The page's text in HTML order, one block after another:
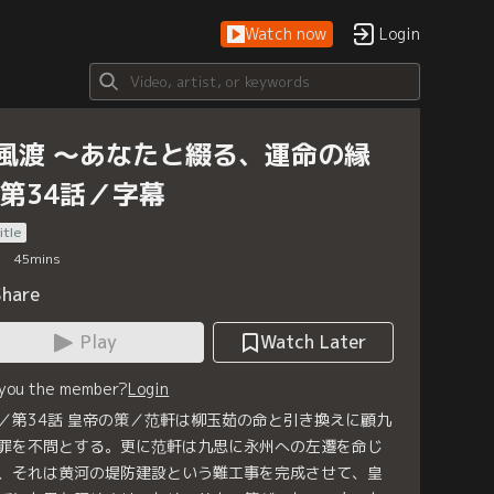
Watch now Login
渡 ～あなたと綴る、運命の縁
34話／字幕
45mins
Play
Watch Later
the member?Login
第34話 皇帝の策／范軒は柳玉茹の命と引き換えに顧九
を不問とする。更に范軒は九思に永州への左遷を命じ
それは黄河の堤防建設という難工事を完成させて、皇